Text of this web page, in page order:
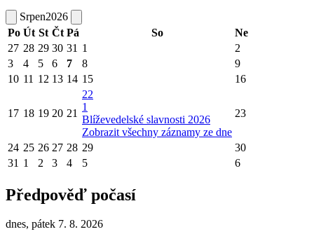
Srpen2026
Po Út St Čt Pá So
Ne
27 28 29 30 31 1
2
3
4 5 6 7 8
9
10 11 12 13 14 15 16
17 18 19 20 21
22
1
Blíževedelské slavnosti 2026
Zobrazit všechny záznamy ze dne
23
24 25 26 27 28 29
30
31 1 2 3 4 5 6
Předpověď počasí
dnes, pátek 7. 8. 2026